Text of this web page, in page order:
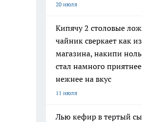
20 июля
Кипячу 2 столовые
чайник сверкает как из
магазина, накипи
стал намного
нежнее на вкус
11 июля
Лью кефир в тертый